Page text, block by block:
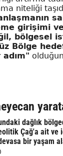
niteliği
girişimi
bölgesel
Bölge
dağlık
Çağ'a ait
bir yaşam